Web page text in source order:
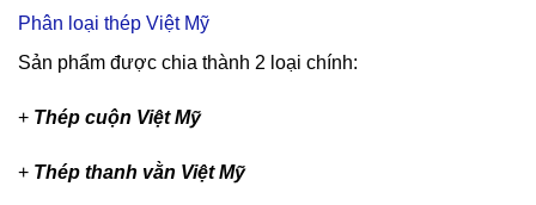
Phân loại thép Việt Mỹ
Sản phẩm được chia thành 2 loại chính:
+ Thép cuộn Việt Mỹ
+ Thép thanh vằn Việt Mỹ